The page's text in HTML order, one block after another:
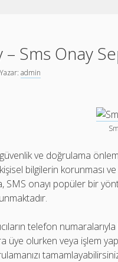
– Sms Onay
admin
ve doğrulama
bilgilerin korunması
SMS onayı popüler bir
telefon
üye olurken veya işlem